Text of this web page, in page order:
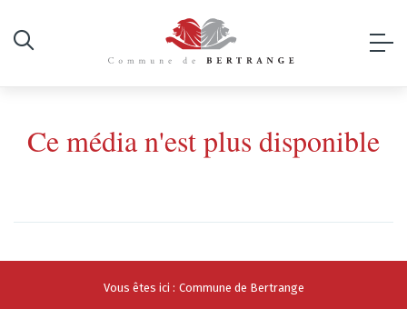
Ce média n'est plus disponible
Vous êtes ici : Commune de Bertrange